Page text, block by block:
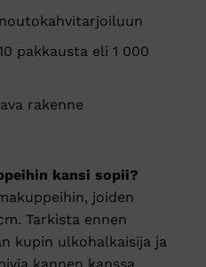
pakkausta eli 1 000
rakenne
kansi sopii?
joiden
Tarkista ennen
kupin ulkohalkaisija ja